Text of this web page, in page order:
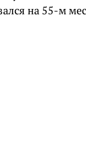
на 55-м